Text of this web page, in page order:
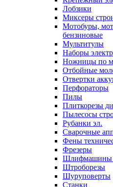
Лобзики
Миксеры
Мотобуры,
бензиновые
Мультитулы
Наборы
Ножницы по
Отбойные
Отвертки
Перфораторы
Пилы
Плиткорезы
Пылесосы
Рубанки эл.
Сварочные
Фены
Фрезеры
Шлифмашины
Штроборезы
Шуруповерты
Станки